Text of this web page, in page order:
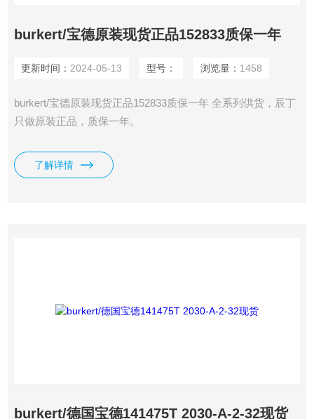
burkert/宝德原装现货正品152833质保一年
更新时间： 2024-05-13 型号： 浏览量： 1458
burkert/宝德原装现货正品152833质保一年 全系列供货，辰丁
只做原装正品，质保一年。
了解详情
burkert/德国宝德141475T 2030-A-2-32现货